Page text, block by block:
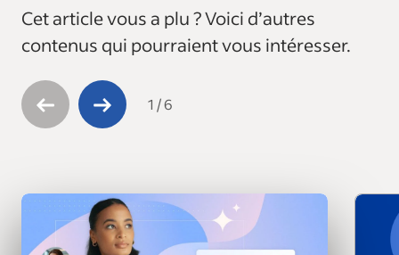
Cet article vous a plu ? Voici d’autres
contenus qui pourraient vous intéresser.
1 /6